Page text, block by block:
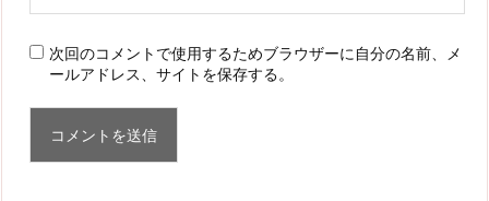
次回のコメントで使用するためブラウザーに自分の名前、メ
ールアドレス、サイトを保存する。